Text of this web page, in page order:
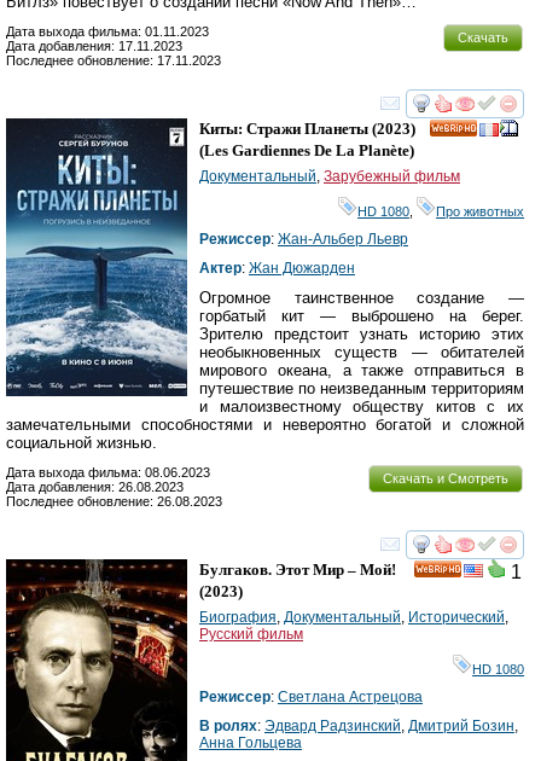
Скачать
Дата выхода фильма: 01.11.2023
Дата добавления: 17.11.2023
Последнее обновление: 17.11.2023
смотреть
Киты: Стражи Планеты (2023)
(Les Gardiennes De La Planète)
Документальный, Зарубежный фильм
HD 1080 Про животных
Режиссер: Жан-Альбер Льевр
Актер: Жан Дюжарден
Огромное таинственное создание —
горбатый кит — выброшено на берег.
Зрителю предстоит узнать историю этих
необыкновенных существ — обитателей
мирового океана, а также отправиться в
путешествие по неизведанным территориям
и малоизвестному обществу китов с их
замечательными способностями и невероятно богатой и сложной
социальной жизнью.
Скачать и Смотреть
Дата выхода фильма: 08.06.2023
Дата добавления: 26.08.2023
Последнее обновление: 26.08.2023
смотреть
1
Булгаков. Этот Мир – Мой!
(2023)
Биография Документальный Исторический
Русский фильм
HD 1080
Режиссер: Светлана Астрецова
В ролях: Эдвард Радзинский Дмитрий Бозин
Анна Гольцева